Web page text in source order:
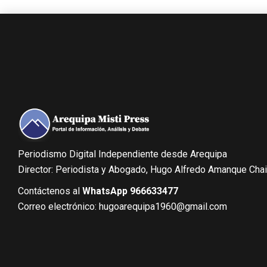
Periodismo Digital Independiente desde Arequipa
Director: Periodista y Abogado, Hugo Alfredo Amanque
Contáctenos al WhatsApp 966633477
Correo electrónico: hugoarequipa1960@gmail.com